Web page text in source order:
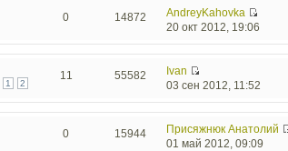
0 14872
AndreyKahovka
20 окт 2012, 19:06
1 2
11 55582
Ivan
03 сен 2012, 11:52
0 15944
Присяжнюк Анатолий
01 май 2012, 09:09